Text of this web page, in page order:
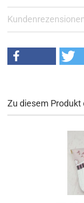
Zu diesem